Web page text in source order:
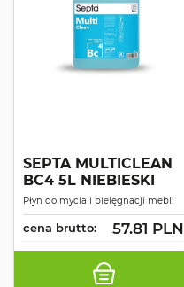
SEPTA MULTICLEAN
BC4 5L NIEBIESKI
Płyn do mycia i pielęgnacji mebli
cena brutto: 57.81 PLN